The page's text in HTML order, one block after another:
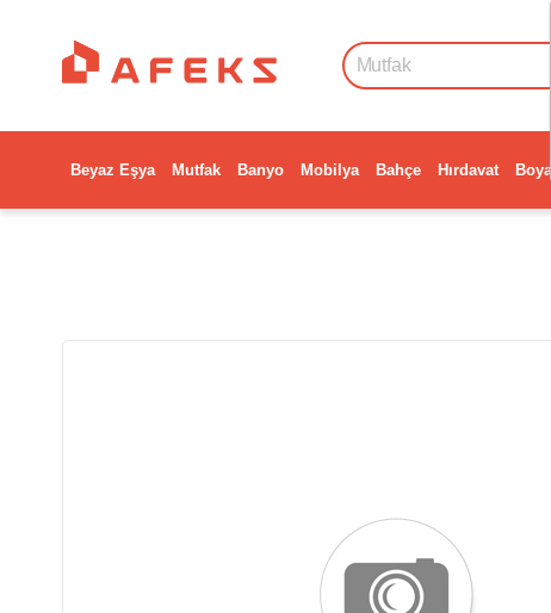
Beyaz Eşya Mutfak Banyo Mobilya Bahçe Hırdavat Boya